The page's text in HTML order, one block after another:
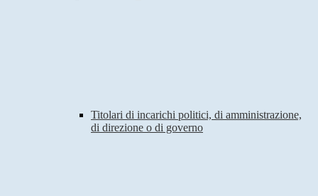
Titolari di incarichi politici, di amministrazione,
di direzione o di governo